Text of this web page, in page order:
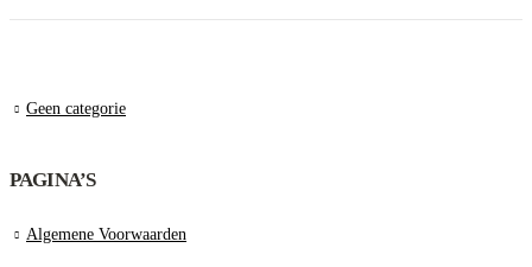
Geen categorie
PAGINA’S
Algemene Voorwaarden